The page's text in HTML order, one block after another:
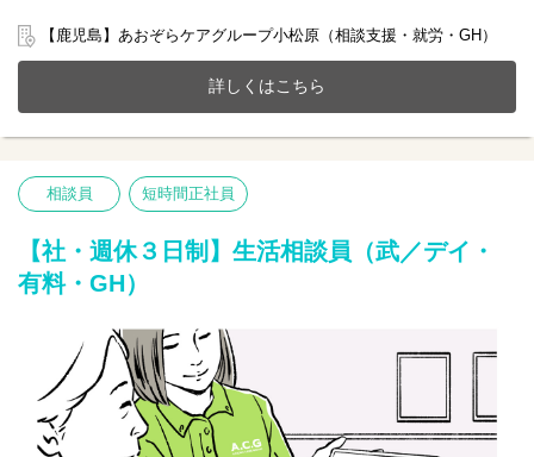
20～70代まで幅広い年齢層の方が活躍中です。
今までのご経験やスキルを当社で発揮して頂ける方を募集してい
【仕事内容】相談支援業務全般
相談支援事業所にて、障がい者の方々の支援計画を作成します。
あられる方でも周りのスタッフに相談しながら進めていくことが
できます。
【鹿児島】あおぞらケアグループ小松原（相談支援・就労・GH）
詳しくはこちら
相談員 短時間正社員
【社・週休３日制】生活相談員（武／デイ・
有料・GH）